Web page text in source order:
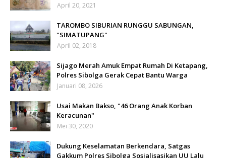
April 20, 2021
TAROMBO SIBURIAN RUNGGU SABUNGAN,
"SIMATUPANG"
April 02, 2018
Sijago Merah Amuk Empat Rumah Di Ketapang,
Polres Sibolga Gerak Cepat Bantu Warga
Januari 08, 2026
Usai Makan Bakso, "46 Orang Anak Korban
Keracunan"
Mei 30, 2020
Dukung Keselamatan Berkendara, Satgas
Gakkum Polres Sibolga Sosialisasikan UU Lalu